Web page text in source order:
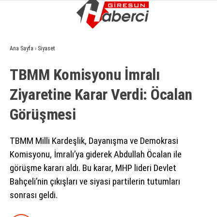
GÜNDEM
EKONOMI
SIYASET
ASAYIŞ
SPOR
YAŞAM
EĞITIM
SAĞLIK
Ana Sayfa › Siyaset
TBMM Komisyonu İmralı
Ziyaretine Karar Verdi: Öcalan
Görüşmesi
TBMM Milli Kardeşlik, Dayanışma ve Demokrasi
Komisyonu, İmralı’ya giderek Abdullah Öcalan ile
görüşme kararı aldı. Bu karar, MHP lideri Devlet
Bahçeli’nin çıkışları ve siyasi partilerin tutumları
sonrası geldi.